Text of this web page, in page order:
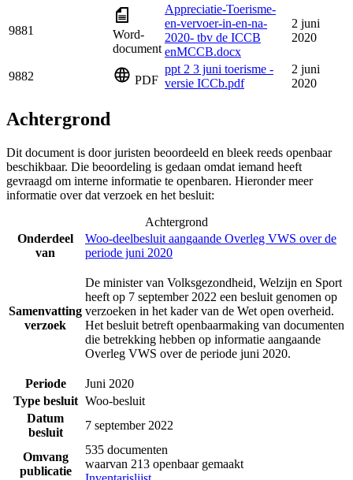
9881
Word-
document
Appreciatie-Toerisme-
en-vervoer-in-en-na-
2020- tbv de ICCB
enMCCB.docx
2 juni
2020
9882 PDF
ppt 2 3 juni toerisme -
versie ICCb.pdf
2 juni
2020
Achtergrond
Dit document is door juristen beoordeeld en bleek reeds openbaar
beschikbaar. Die beoordeling is gedaan omdat iemand heeft
gevraagd om interne informatie te openbaren. Hieronder meer
informatie over dat verzoek en het besluit:
Achtergrond
Onderdeel
van
Woo-deelbesluit aangaande Overleg VWS over de
periode juni 2020
Samenvatting
verzoek
De minister van Volksgezondheid, Welzijn en Sport
heeft op 7 september 2022 een besluit genomen op
verzoeken in het kader van de Wet open overheid.
Het besluit betreft openbaarmaking van documenten
die betrekking hebben op informatie aangaande
Overleg VWS over de periode juni 2020.
Periode
Juni 2020
Type besluit Woo-besluit
Datum
besluit
7 september 2022
Omvang
publicatie
535 documenten
waarvan 213 openbaar gemaakt